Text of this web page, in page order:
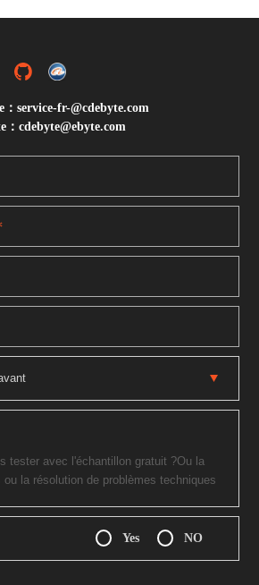
service-fr-@cdebyte.com
：cdebyte@ebyte.com
Yes NO